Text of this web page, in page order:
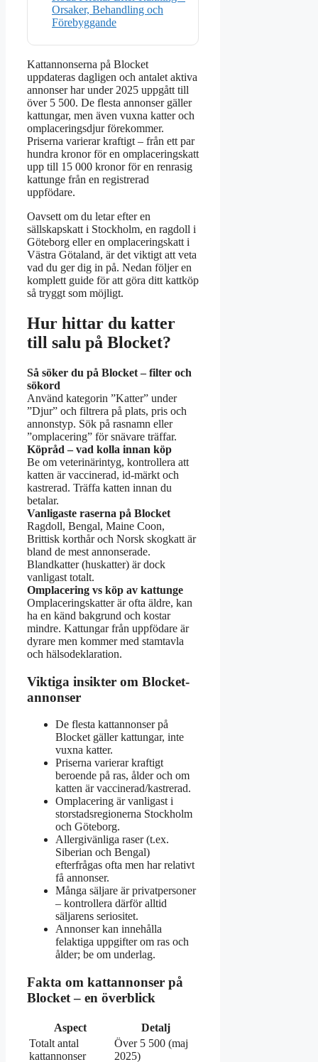
Orsaker, Behandling och
Förebyggande
Kattannonserna på Blocket
uppdateras dagligen och antalet aktiva
annonser har under 2025 uppgått till
över 5 500. De flesta annonser gäller
kattungar, men även vuxna katter och
omplaceringsdjur förekommer.
Priserna varierar kraftigt – från ett par
hundra kronor för en omplaceringskatt
upp till 15 000 kronor för en renrasig
kattunge från en registrerad
uppfödare.
Oavsett om du letar efter en
sällskapskatt i Stockholm, en ragdoll i
Göteborg eller en omplaceringskatt i
Västra Götaland, är det viktigt att veta
vad du ger dig in på. Nedan följer en
komplett guide för att göra ditt kattköp
så tryggt som möjligt.
Hur hittar du katter
till salu på Blocket?
Så söker du på Blocket – filter och
sökord
Använd kategorin ”Katter” under
”Djur” och filtrera på plats, pris och
annonstyp. Sök på rasnamn eller
”omplacering” för snävare träffar.
Köpråd – vad kolla innan köp
Be om veterinärintyg, kontrollera att
katten är vaccinerad, id-märkt och
kastrerad. Träffa katten innan du
betalar.
Vanligaste raserna på Blocket
Ragdoll, Bengal, Maine Coon,
Brittisk korthår och Norsk skogkatt är
bland de mest annonserade.
Blandkatter (huskatter) är dock
vanligast totalt.
Omplacering vs köp av kattunge
Omplaceringskatter är ofta äldre, kan
ha en känd bakgrund och kostar
mindre. Kattungar från uppfödare är
dyrare men kommer med stamtavla
och hälsodeklaration.
Viktiga insikter om Blocket-
annonser
De flesta kattannonser på
Blocket gäller kattungar, inte
vuxna katter.
Priserna varierar kraftigt
beroende på ras, ålder och om
katten är vaccinerad/kastrerad.
Omplacering är vanligast i
storstadsregionerna Stockholm
och Göteborg.
Allergivänliga raser (t.ex.
Siberian och Bengal)
efterfrågas ofta men har relativt
få annonser.
Många säljare är privatpersoner
– kontrollera därför alltid
säljarens seriositet.
Annonser kan innehålla
felaktiga uppgifter om ras och
ålder; be om underlag.
Fakta om kattannonser på
Blocket – en överblick
Aspect
Detalj
Totalt antal
kattannonser
Över 5 500 (maj
2025)